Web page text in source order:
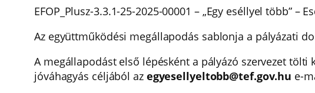
EFOP_Plusz-3.3.1-25-2025-00001 – „Egy eséllyel több”
Az együttműködési megállapodás sablonja a pályázati
A megállapodást első lépésként a pályázó szervezet
jóváhagyás céljából az egyesellyeltobb@tef.gov.hu e-